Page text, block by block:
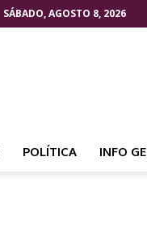
SÁBADO, AGOSTO 8, 2026
POLÍTICA INFO